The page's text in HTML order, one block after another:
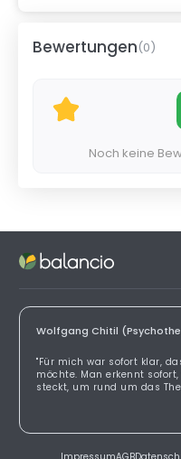
Bewertungen(0)
Noch keine
Wolfgang Chitil
"Für mich war sofort klar,
möchte. Man erkennt
steckt, um rund um das